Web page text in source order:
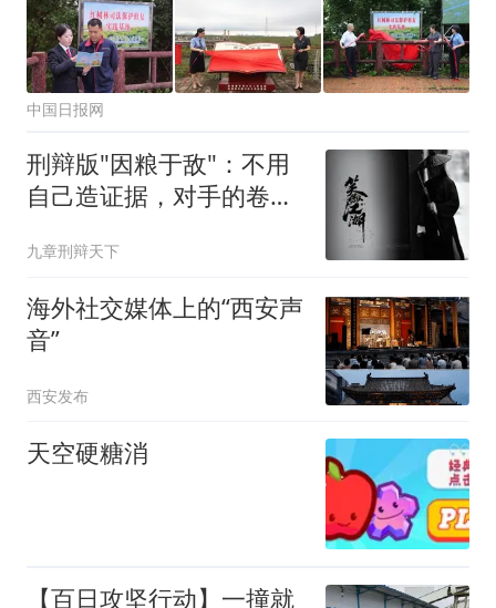
中国日报网
刑辩版"因粮于敌"：不用
自己造证据，对手的卷宗
九章刑辩天下
海外社交媒体上的“西安声
音”
西安发布
天空硬糖消
【百日攻坚行动】一撞就